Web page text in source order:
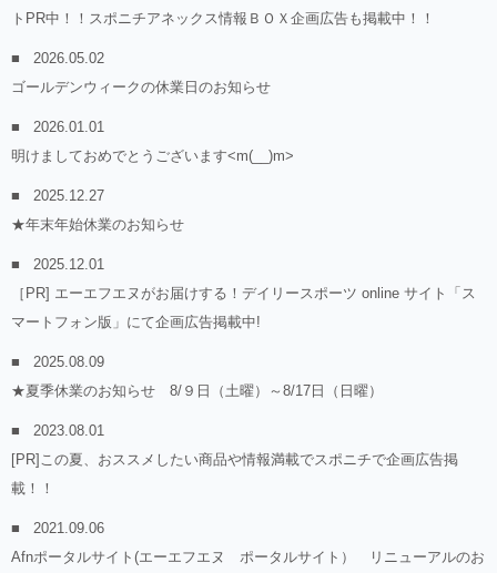
トPR中！！スポニチアネックス情報ＢＯＸ企画広告も掲載中！！
2026.05.02
ゴールデンウィークの休業日のお知らせ
2026.01.01
明けましておめでとうございます<m(__)m>
2025.12.27
★年末年始休業のお知らせ
2025.12.01
［PR] エーエフエヌがお届けする！デイリースポーツ online サイト「ス
マートフォン版」にて企画広告掲載中!
2025.08.09
★夏季休業のお知らせ 8/９日（土曜）～8/17日（日曜）
2023.08.01
[PR]この夏、おススメしたい商品や情報満載でスポニチで企画広告掲
載！！
2021.09.06
Afnポータルサイト(エーエフエヌ ポータルサイト） リニューアルのお